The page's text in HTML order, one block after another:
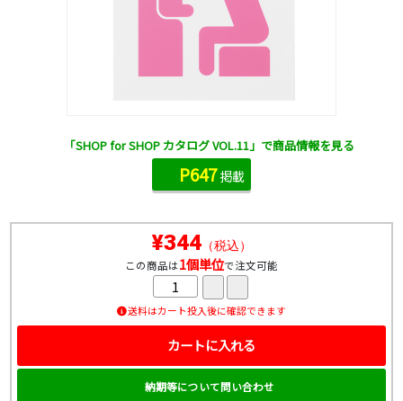
¥344（税込）
この商品は1個単位で注文可能
送料はカート投入後に確認できます
カートに入れる
納期等について問い合わせ
「SHOP for SHOP カタログ VOL.11」で商品情報を見る
P647掲載